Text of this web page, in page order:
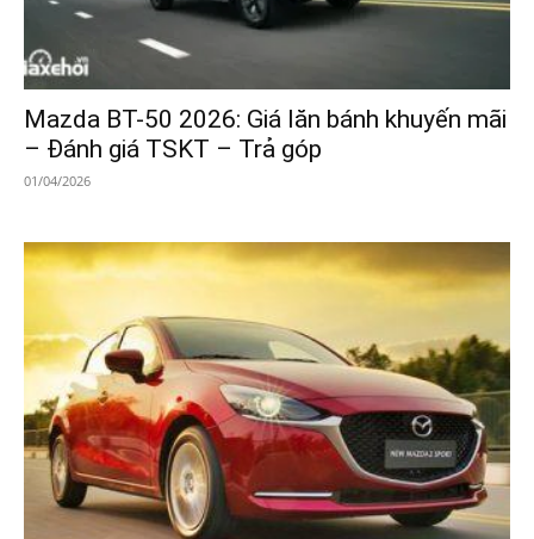
Mazda BT-50 2026: Giá lăn bánh khuyến mãi
– Đánh giá TSKT – Trả góp
01/04/2026